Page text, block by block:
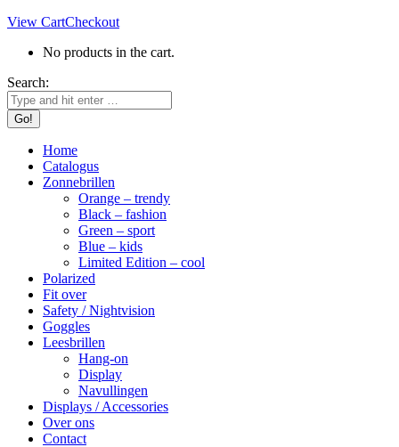
View CartCheckout
No products in the cart.
Search:
Home
Catalogus
Zonnebrillen
Orange – trendy
Black – fashion
Green – sport
Blue – kids
Limited Edition – cool
Polarized
Fit over
Safety / Nightvision
Goggles
Leesbrillen
Hang-on
Display
Navullingen
Displays / Accessories
Over ons
Contact